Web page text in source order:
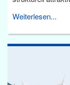
Weiterlesen...